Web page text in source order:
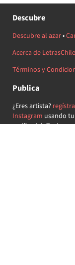
Descubre
Descubre al azar•
Acerca de
Términos y
Publica
¿Eres artista?
Instagram usando tu
verificada) ¡Te